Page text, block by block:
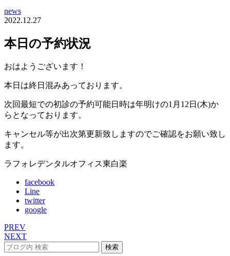
news
2022.12.27
本日の予約状況
おはようございます！
本日は終日混みあっております。
次回最短での初診の予約可能日時は年明けの1月12日(木)か
らとなっております。
キャンセル等が出次第更新致しますのでご確認をお願い致し
ます。
ラフォレデンタルオフィス東白楽
facebook
Line
twitter
google
PREV
NEXT